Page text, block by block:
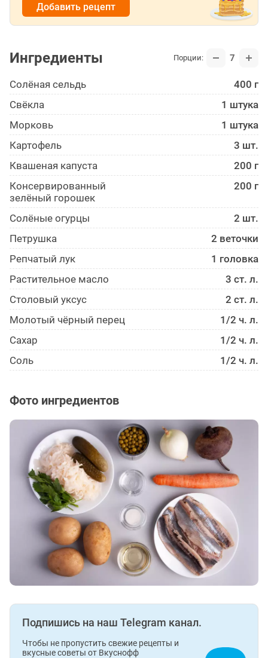
Добавить рецепт
Ингредиенты Порции: 7
Солёная сельдь
400 г
Свёкла
1 штука
Морковь
1 штука
Картофель
3 шт.
Квашеная капуста
200 г
Консервированный
зелёный горошек
200 г
Солёные огурцы
2 шт.
Петрушка
2 веточки
Репчатый лук
1 головка
Растительное масло
3 ст. л.
Столовый уксус
2 ст. л.
Молотый чёрный перец
1/2 ч. л.
Сахар
1/2 ч. л.
Соль
1/2 ч. л.
Фото ингредиентов
Подпишись на наш Telegram канал.
Чтобы не пропустить свежие рецепты и
вкусные советы от Вкуснофф